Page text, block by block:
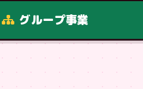
グループ事業